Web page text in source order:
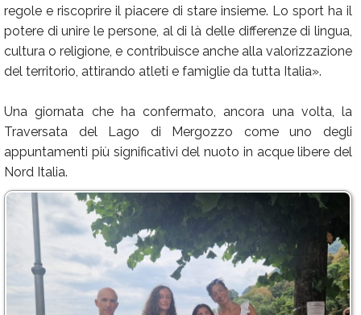
regole e riscoprire il piacere di stare insieme. Lo sport ha il
potere di unire le persone, al di là delle differenze di lingua,
cultura o religione, e contribuisce anche alla valorizzazione
del territorio, attirando atleti e famiglie da tutta Italia».
Una giornata che ha confermato, ancora una volta, la
Traversata del Lago di Mergozzo come uno degli
appuntamenti più significativi del nuoto in acque libere del
Nord Italia.